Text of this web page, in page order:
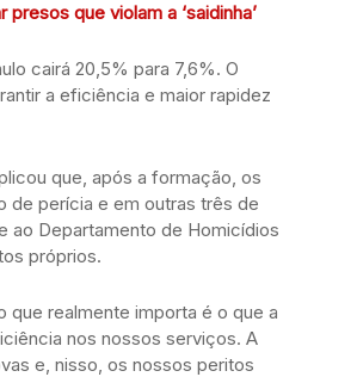
que violam a ‘saidinha’
cairá 20,5% para 7,6%. O
a eficiência e maior rapidez
que, após a formação, os
de perícia e em outras três de
ao Departamento de Homicídios
próprios.
realmente importa é o que a
nos nossos serviços. A
e, nisso, os nossos peritos